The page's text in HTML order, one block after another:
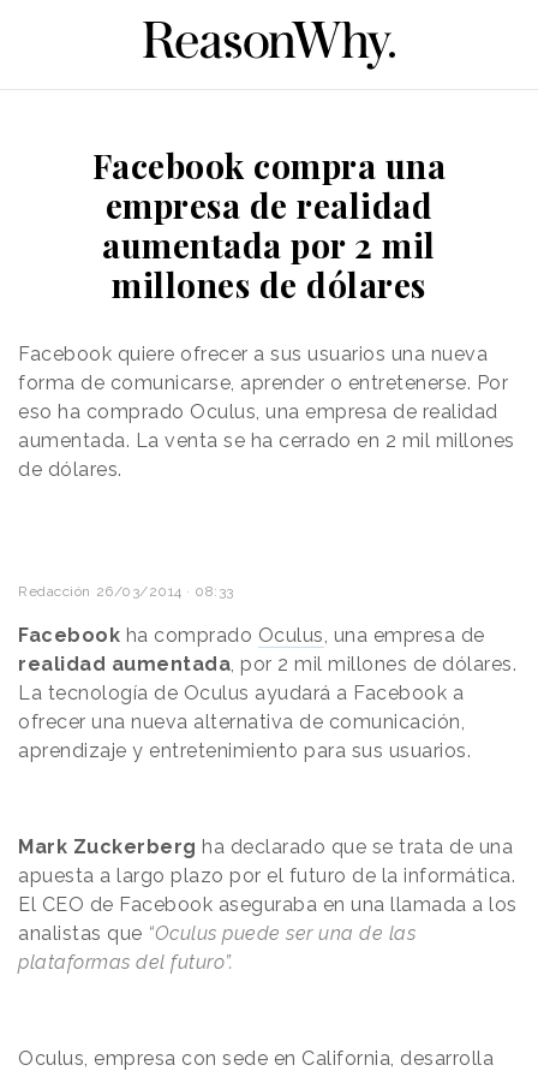
Facebook compra una
empresa de realidad
aumentada por 2 mil
millones de dólares
Facebook quiere ofrecer a sus usuarios una nueva
forma de comunicarse, aprender o entretenerse. Por
eso ha comprado Oculus, una empresa de realidad
aumentada. La venta se ha cerrado en 2 mil millones
de dólares.
Redacción 26/03/2014 · 08:33
Facebook ha comprado Oculus , una empresa de
realidad aumentada , por 2 mil millones de dólares.
La tecnología de Oculus ayudará a Facebook a
ofrecer una nueva alternativa de comunicación,
aprendizaje y entretenimiento para sus usuarios.
Mark Zuckerberg ha declarado que se trata de una
apuesta a largo plazo por el futuro de la informática.
El CEO de Facebook aseguraba en una llamada a los
analistas que “Oculus puede ser una de las
plataformas del futuro”.
Oculus, empresa con sede en California, desarrolla